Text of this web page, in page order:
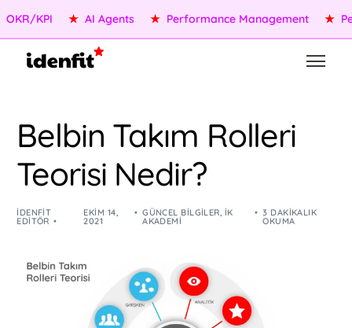
KPI ★ AI Agents ★ Performance Management ★
Belbin Takım Rolleri
Teorisi Nedir?
IDENFIT
EDITÖR
EKIM 14,
2021
GÜNCEL BILGILER, İK
AKADEMI
3 DAKIKALIK
OKUMA